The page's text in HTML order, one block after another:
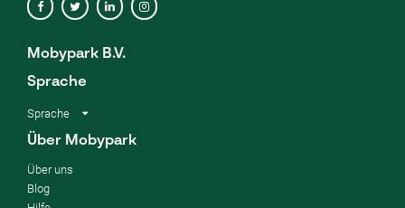
Mobypark B.V.
Sprache
Sprache
Über Mobypark
Über uns
Blog